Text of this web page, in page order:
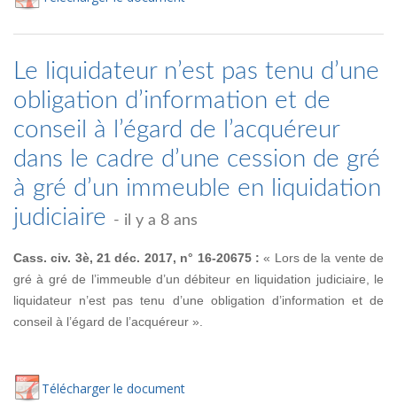
Le liquidateur n’est pas tenu d’une
obligation d’information et de
conseil à l’égard de l’acquéreur
dans le cadre d’une cession de gré
à gré d’un immeuble en liquidation
judiciaire - il y a 8 ans
Cass. civ. 3è, 21 déc. 2017, n° 16-20675 :« Lors de la vente de
gré à gré de l’immeuble d’un débiteur en liquidation judiciaire, le
liquidateur n’est pas tenu d’une obligation d’information et de
conseil à l’égard de l’acquéreur ».
Télécharger le document